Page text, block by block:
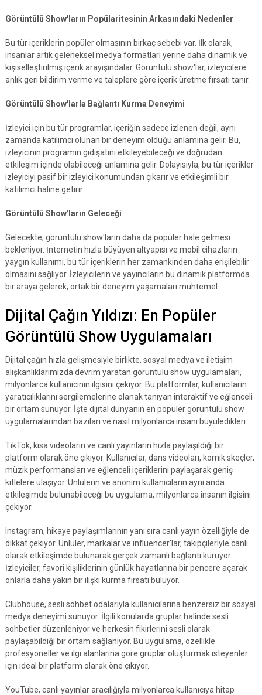
Görüntülü Show'ların Popülaritesinin Arkasındaki Nedenler
Bu tür içeriklerin popüler olmasının birkaç sebebi var. İlk olarak,
insanlar artık geleneksel medya formatları yerine daha dinamik ve
kişiselleştirilmiş içerik arayışındalar. Görüntülü show'lar, izleyicilere
anlık geri bildirim verme ve taleplere göre içerik üretme fırsatı tanır.
Görüntülü Show'larla Bağlantı Kurma Deneyimi
İzleyici için bu tür programlar, içeriğin sadece izlenen değil, aynı
zamanda katılımcı olunan bir deneyim olduğu anlamına gelir. Bu,
izleyicinin programın gidişatını etkileyebileceği ve doğrudan
etkileşim içinde olabileceği anlamına gelir. Dolayısıyla, bu tür içerikler
izleyiciyi pasif bir izleyici konumundan çıkarır ve etkileşimli bir
katılımcı haline getirir.
Görüntülü Show'ların Geleceği
Gelecekte, görüntülü show'ların daha da popüler hale gelmesi
bekleniyor. İnternetin hızla büyüyen altyapısı ve mobil cihazların
yaygın kullanımı, bu tür içeriklerin her zamankinden daha erişilebilir
olmasını sağlıyor. İzleyicilerin ve yayıncıların bu dinamik platformda
bir araya gelerek, ortak bir deneyim yaşamaları muhtemel.
Dijital Çağın Yıldızı: En Popüler
Görüntülü Show Uygulamaları
Dijital çağın hızla gelişmesiyle birlikte, sosyal medya ve iletişim
alışkanlıklarımızda devrim yaratan görüntülü show uygulamaları,
milyonlarca kullanıcının ilgisini çekiyor. Bu platformlar, kullanıcıların
yaratıcılıklarını sergilemelerine olanak tanıyan interaktif ve eğlenceli
bir ortam sunuyor. İşte dijital dünyanın en popüler görüntülü show
uygulamalarından bazıları ve nasıl milyonlarca insanı büyüledikleri:
TikTok, kısa videoların ve canlı yayınların hızla paylaşıldığı bir
platform olarak öne çıkıyor. Kullanıcılar, dans videoları, komik skeçler,
müzik performansları ve eğlenceli içeriklerini paylaşarak geniş
kitlelere ulaşıyor. Ünlülerin ve anonim kullanıcıların aynı anda
etkileşimde bulunabileceği bu uygulama, milyonlarca insanın ilgisini
çekiyor.
Instagram, hikaye paylaşımlarının yanı sıra canlı yayın özelliğiyle de
dikkat çekiyor. Ünlüler, markalar ve influencer'lar, takipçileriyle canlı
olarak etkileşimde bulunarak gerçek zamanlı bağlantı kuruyor.
İzleyiciler, favori kişiliklerinin günlük hayatlarına bir pencere açarak
onlarla daha yakın bir ilişki kurma fırsatı buluyor.
Clubhouse, sesli sohbet odalarıyla kullanıcılarına benzersiz bir sosyal
medya deneyimi sunuyor. İlgili konularda gruplar halinde sesli
sohbetler düzenleniyor ve herkesin fikirlerini sesli olarak
paylaşabildiği bir ortam sağlanıyor. Bu uygulama, özellikle
profesyoneller ve ilgi alanlarına göre gruplar oluşturmak isteyenler
için ideal bir platform olarak öne çıkıyor.
YouTube, canlı yayınlar aracılığıyla milyonlarca kullanıcıya hitap